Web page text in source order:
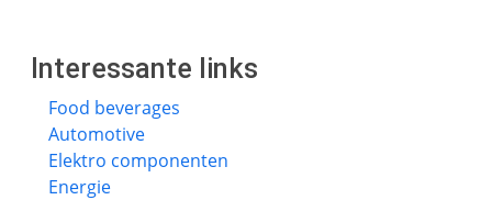
Interessante links
Food beverages
Automotive
Elektro componenten
Energie